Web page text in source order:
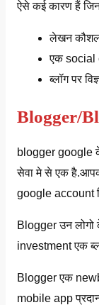
ऐसे कई कारण हैं
लेखन कौशल
एक social
ब्लॉग पर
Blogger/
blogger google
सेवा मे से एक
google account
Blogger उन लोगो
investment एक
Blogger एक
mobile app